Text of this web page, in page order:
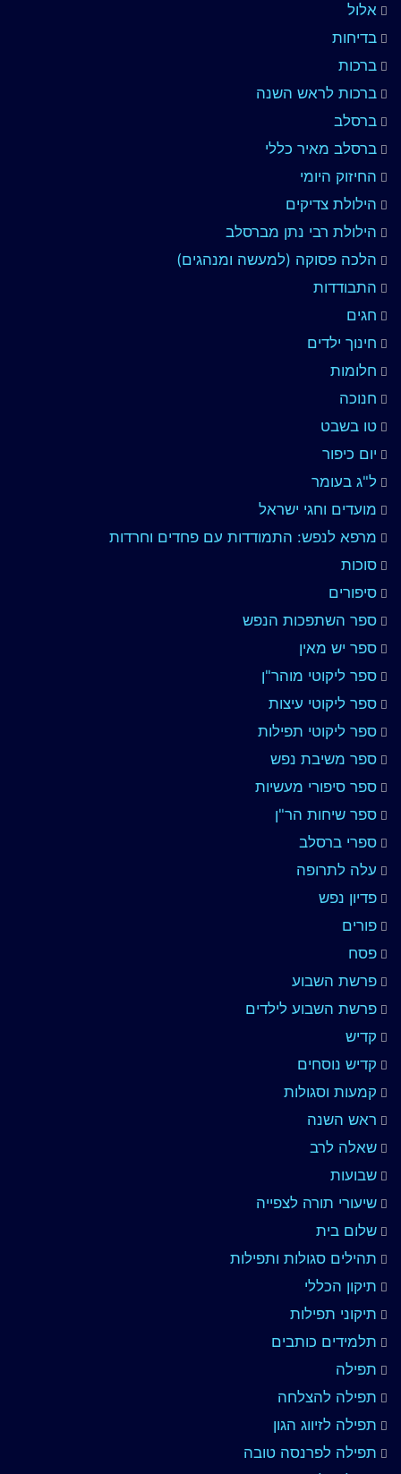
אלול
בדיחות
ברכות
ברכות לראש השנה
ברסלב
ברסלב מאיר כללי
החיזוק היומי
הילולת צדיקים
הילולת רבי נתן מברסלב
הלכה פסוקה (למעשה ומנהגים)
התבודדות
חגים
חינוך ילדים
חלומות
חנוכה
טו בשבט
יום כיפור
ל"ג בעומר
מועדים וחגי ישראל
מרפא לנפש: התמודדות עם פחדים וחרדות
סוכות
סיפורים
ספר השתפכות הנפש
ספר יש מאין
ספר ליקוטי מוהר"ן
ספר ליקוטי עיצות
ספר ליקוטי תפילות
ספר משיבת נפש
ספר סיפורי מעשיות
ספר שיחות הר"ן
ספרי ברסלב
עלה לתרופה
פדיון נפש
פורים
פסח
פרשת השבוע
פרשת השבוע לילדים
קדיש
קדיש נוסחים
קמעות וסגולות
ראש השנה
שאלה לרב
שבועות
שיעורי תורה לצפייה
שלום בית
תהילים סגולות ותפילות
תיקון הכללי
תיקוני תפילות
תלמידים כותבים
תפילה
תפילה להצלחה
תפילה לזיווג הגון
תפילה לפרנסה טובה